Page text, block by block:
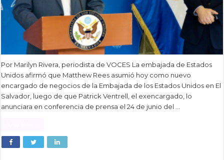
Por Marilyn Rivera, periodista de VOCES La embajada de Estados
Unidos afirmó que Matthew Rees asumió hoy como nuevo
encargado de negocios de la Embajada de los Estados Unidos en El
Salvador, luego de que Patrick Ventrell, el exencargado, lo
anunciara en conferencia de prensa el 24 de junio del …